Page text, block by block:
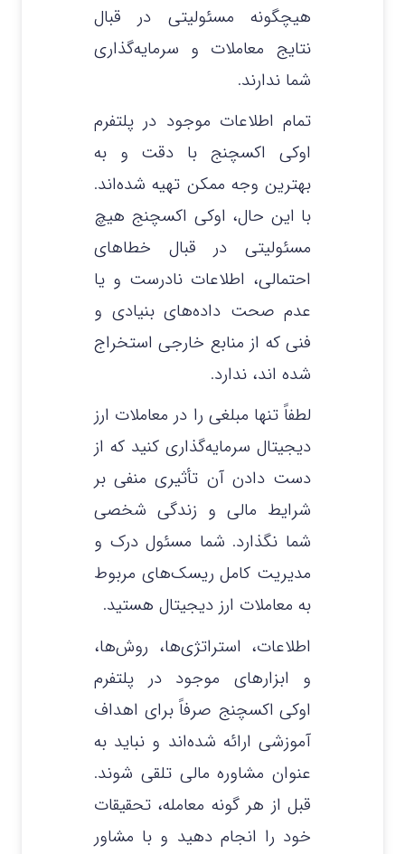
هیچگونه مسئولیتی در قبال
نتایج معاملات و سرمایه‌گذاری
شما ندارند.
تمام اطلاعات موجود در پلتفرم
اوکی اکسچنج با دقت و به
بهترین وجه ممکن تهیه شده‌اند.
با این حال، اوکی اکسچنج هیچ
مسئولیتی در قبال خطاهای
احتمالی، اطلاعات نادرست و یا
عدم صحت داده‌های بنیادی و
فنی که از منابع خارجی استخراج
شده‌ اند، ندارد.
لطفاً تنها مبلغی را در معاملات ارز
دیجیتال سرمایه‌گذاری کنید که از
دست دادن آن تأثیری منفی بر
شرایط مالی و زندگی شخصی
شما نگذارد. شما مسئول درک و
مدیریت کامل ریسک‌های مربوط
به معاملات ارز دیجیتال هستید.
اطلاعات، استراتژی‌ها، روش‌ها،
و ابزارهای موجود در پلتفرم
اوکی اکسچنج صرفاً برای اهداف
آموزشی ارائه شده‌اند و نباید به
عنوان مشاوره مالی تلقی شوند.
قبل از هر گونه معامله، تحقیقات
خود را انجام دهید و با مشاور